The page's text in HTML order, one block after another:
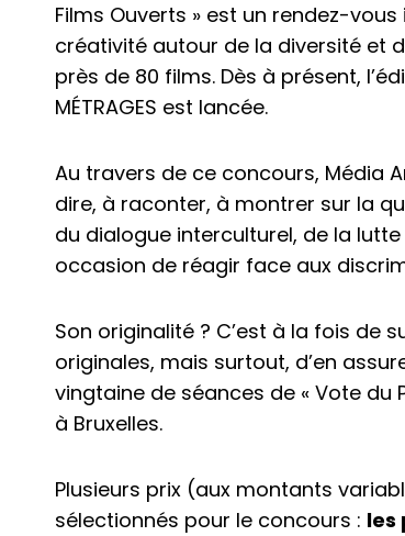
Films Ouverts » est un rendez-
créativité autour de la diversité et
près de 80 films. Dès à présent,
MÉTRAGES est lancée.
Au travers de ce concours, Média
dire, à raconter, à montrer sur la
du dialogue interculturel, de la lutte
occasion de réagir face aux
Son originalité ? C’est à la fois de
originales, mais surtout, d’en
vingtaine de séances de « Vote du
à Bruxelles.
Plusieurs prix (aux montants
sélectionnés pour le concours : les